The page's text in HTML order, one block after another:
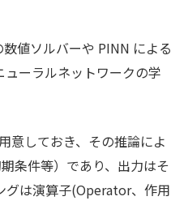
値ソルバーや PINN による
ーラルネットワークの学
意しておき、その推論によ
条件等）であり、出力はそ
グは演算子(Operator、作用